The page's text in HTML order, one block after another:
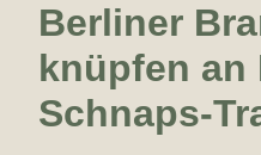
Berliner
knüpfen an
Schnaps-